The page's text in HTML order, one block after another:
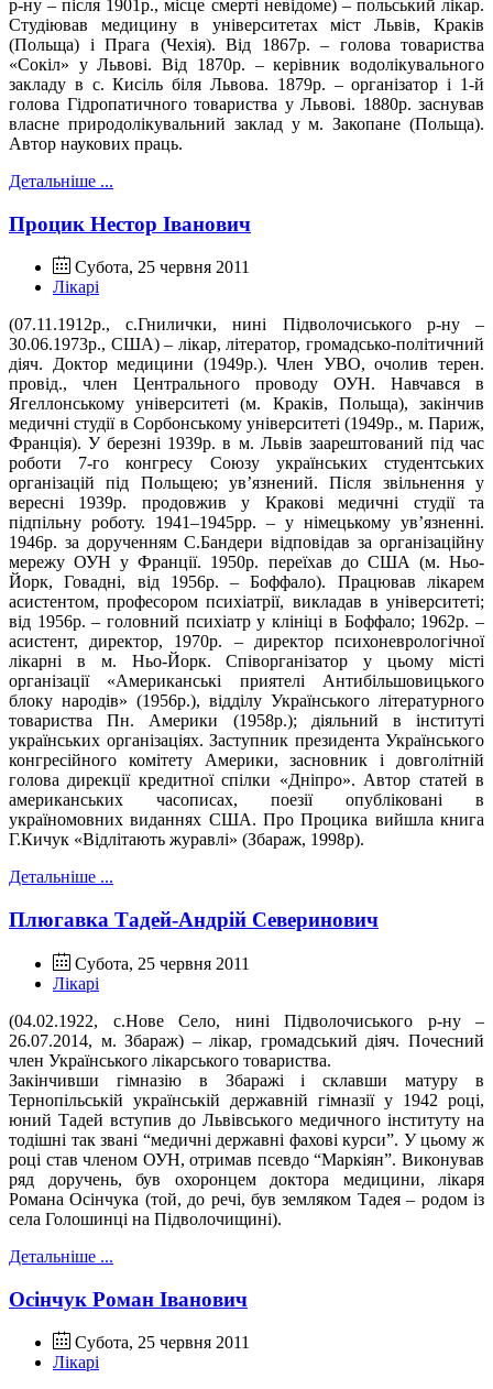
р-ну – після 1901р., місце смерті невідоме) – польський лікар.
Студіював медицину в університетах міст Львів, Краків
(Польща) і Прага (Чехія). Від 1867р. – голова товариства
«Сокіл» у Львові. Від 1870р. – керівник водолікувального
закладу в с. Кисіль біля Львова. 1879р. – організатор і 1-й
голова Гідропатичного товариства у Львові. 1880р. заснував
власне природолікувальний заклад у м. Закопане (Польща).
Автор наукових праць.
Детальніше ...
Процик Нестор Іванович
Субота, 25 червня 2011
Лікарі
(07.11.1912р., с.Гнилички, нині Підволочиського р-ну –
30.06.1973р., США) – лікар, літератор, громадсько-політичний
діяч. Доктор медицини (1949р.). Член УВО, очолив терен.
провід., член Центрального проводу ОУН. Навчався в
Ягеллонському університеті (м. Краків, Польща), закінчив
медичні студії в Сорбонському університеті (1949р., м. Париж,
Франція). У березні 1939р. в м. Львів заарештований під час
роботи 7-го конгресу Союзу українських студентських
організацій під Польщею; ув’язнений. Після звільнення у
вересні 1939р. продовжив у Кракові медичні студії та
підпільну роботу. 1941–1945рр. – у німецькому ув’язненні.
1946р. за дорученням С.Бандери відповідав за організаційну
мережу ОУН у Франції. 1950р. переїхав до США (м. Ньо-
Йорк, Говадні, від 1956р. – Боффало). Працював лікарем
асистентом, професором психіатрії, викладав в університеті;
від 1956р. – головний психіатр у клініці в Боффало; 1962р. –
асистент, директор, 1970р. – директор психоневрологічної
лікарні в м. Ньо-Йорк. Співорганізатор у цьому місті
організації «Американські приятелі Антибільшовицького
блоку народів» (1956р.), відділу Українського літературного
товариства Пн. Америки (1958р.); діяльний в інституті
українських організаціях. Заступник президента Українського
конгресійного комітету Америки, засновник і довголітній
голова дирекції кредитної спілки «Дніпро». Автор статей в
американських часописах, поезії опубліковані в
україномовних виданнях США. Про Процика вийшла книга
Г.Кичук «Відлітають журавлі» (Збараж, 1998р).
Детальніше ...
Плюгавка Тадей-Андрій Северинович
Субота, 25 червня 2011
Лікарі
(04.02.1922, с.Нове Село, нині Підволочиського р-ну –
26.07.2014, м. Збараж) – лікар, громадський діяч. Почесний
член Українського лікарського товариства.
Закінчивши гімназію в Збаражі і склавши матуру в
Тернопільській українській державній гімназії у 1942 році,
юний Тадей вступив до Львівського медичного інституту на
тодішні так звані “медичні державні фахові курси”. У цьому ж
році став членом ОУН, отримав псевдо “Маркіян”. Виконував
ряд доручень, був охоронцем доктора медицини, лікаря
Романа Осінчука (той, до речі, був земляком Тадея – родом із
села Голошинці на Підволочищині).
Детальніше ...
Осінчук Роман Іванович
Субота, 25 червня 2011
Лікарі